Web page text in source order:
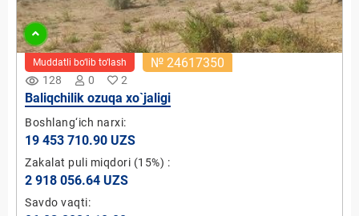
remove_red_eye 128 0 2
Muddatli bo‘lib to‘lash № 24617350
Baliqchilik ozuqa xo`jaligi
Boshlang‘ich narxi:
19 453 710.90 UZS
Zakalat puli miqdori (15%) :
2 918 056.64 UZS
Savdo vaqti: